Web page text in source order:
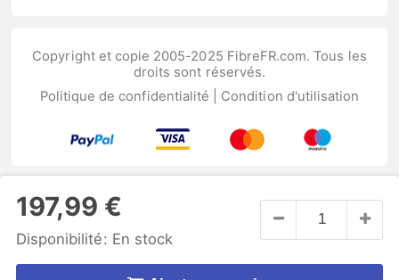
197,99 €
Disponibilité: En stock
Copyright et copie 2005-2025 FibreFR.com. Tous les
droits sont réservés.
Politique de confidentialité
Condition d'utilisation